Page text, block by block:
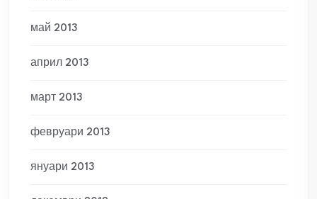
май 2013
април 2013
март 2013
февруари 2013
януари 2013